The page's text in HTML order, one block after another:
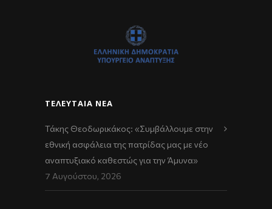
ΤΕΛΕΥΤΑΊΑ ΝΈΑ
Τάκης Θεοδωρικάκος: «Συμβάλλουμε στην
εθνική ασφάλεια της πατρίδας μας με νέο
αναπτυξιακό καθεστώς για την Άμυνα»
7 Αυγούστου, 2026